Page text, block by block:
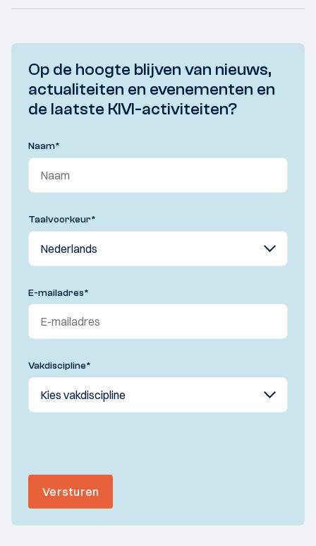
Op de hoogte blijven van nieuws,
actualiteiten en evenementen en
de laatste KIVI-activiteiten?
Naam*
Taalvoorkeur*
E-mailadres*
Vakdiscipline*
Versturen